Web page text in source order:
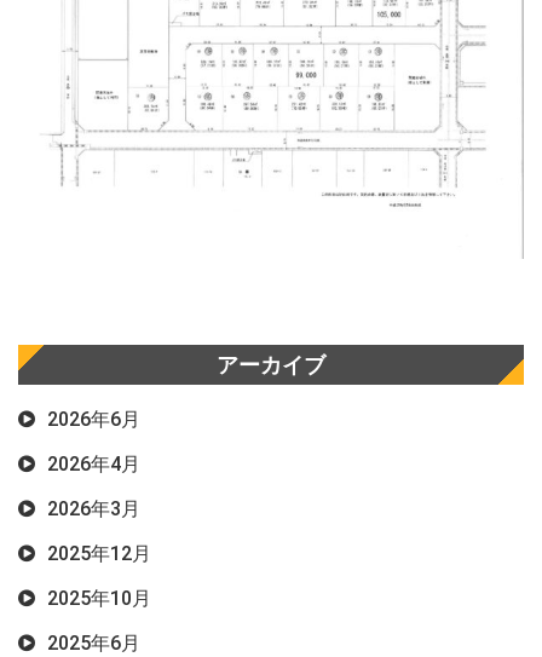
アーカイブ
2026年6月
2026年4月
2026年3月
2025年12月
2025年10月
2025年6月